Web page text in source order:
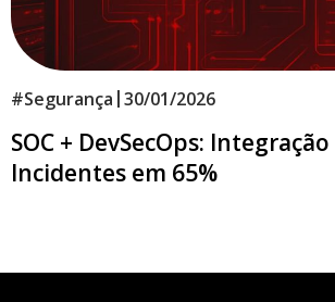
#Segurança |30/01/2026
SOC + DevSecOps:
Incidentes em 65%